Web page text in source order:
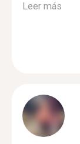
Leer más